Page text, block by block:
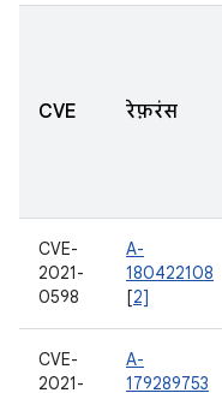
CVE रेफ़रंस
CVE-
2021-
0598
A-
180422108
[2]
CVE-
2021-
A-
179289753